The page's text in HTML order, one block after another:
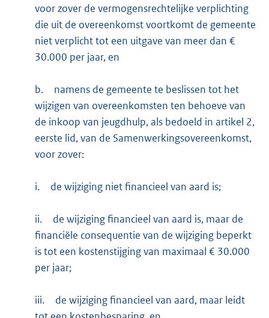
voor zover de vermogensrechtelijke verplichting
die uit de overeenkomst voortkomt de gemeente
niet verplicht tot een uitgave van meer dan €
30.000 per jaar, en
b.
namens de gemeente te beslissen tot het
wijzigen van overeenkomsten ten behoeve van
de inkoop van jeugdhulp, als bedoeld in artikel 2,
eerste lid, van de Samenwerkingsovereenkomst,
voor zover:
i. de wijziging niet financieel van aard is;
ii.
de wijziging financieel van aard is, maar de
financiële consequentie van de wijziging beperkt
is tot een kostenstijging van maximaal € 30.000
per jaar;
iii.
de wijziging financieel van aard, maar leidt